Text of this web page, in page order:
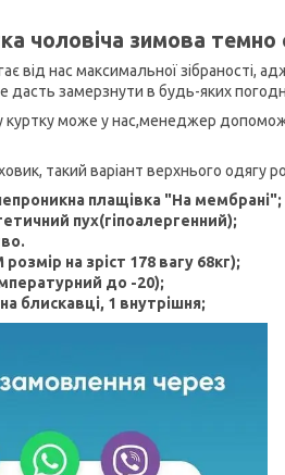
чоловіча зимова
від нас максимальної зібраності,
дасть замерзнути в будь-яких
куртку може у нас,менеджер
такий варіант верхнього одягу
плащівка "На мембрані";
пух(гіпоалергенний);
на зріст 178 вагу 68кг);
до -20);
блискавці, 1 внутрішня;